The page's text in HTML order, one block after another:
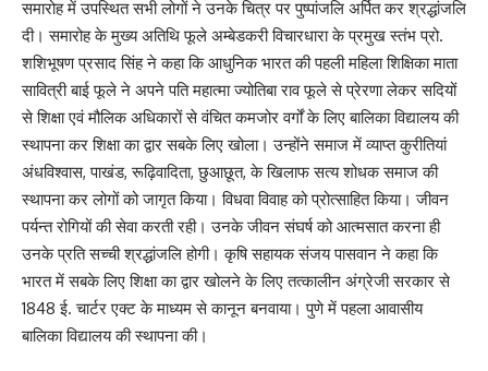
समारोह में उपस्थित सभी लोगों ने उनके चित्र पर पुष्पांजलि अर्पित कर श्रद्धांजलि
दी। समारोह के मुख्य अतिथि फूले अम्बेडकरी विचारधारा के प्रमुख स्तंभ प्रो.
शशिभूषण प्रसाद सिंह ने कहा कि आधुनिक भारत की पहली महिला शिक्षिका माता
सावित्री बाई फूले ने अपने पति महात्मा ज्योतिबा राव फूले से प्रेरणा लेकर सदियों
से शिक्षा एवं मौलिक अधिकारों से वंचित कमजोर वर्गों के लिए बालिका विद्यालय की
स्थापना कर शिक्षा का द्वार सबके लिए खोला। उन्होंने समाज में व्याप्त कुरीतियां
अंधविश्वास, पाखंड, रूढ़िवादिता, छुआछूत, के खिलाफ सत्य शोधक समाज की
स्थापना कर लोगों को जागृत किया। विधवा विवाह को प्रोत्साहित किया। जीवन
पर्यन्त रोगियों की सेवा करती रही। उनके जीवन संघर्ष को आत्मसात करना ही
उनके प्रति सच्ची श्रद्धांजलि होगी। कृषि सहायक संजय पासवान ने कहा कि
भारत में सबके लिए शिक्षा का द्वार खोलने के लिए तत्कालीन अंग्रेजी सरकार से
1848 ई. चार्टर एक्ट के माध्यम से कानून बनवाया। पुणे में पहला आवासीय
बालिका विद्यालय की स्थापना की।